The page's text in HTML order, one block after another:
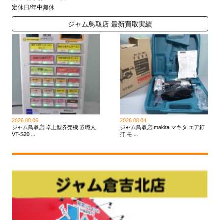
定休日/年中無休
ジャム鳥取店 最新買取実績
2026.08.06
ジャム鳥取店|卓上型券売機 券職人
VT-S20 ...
2026.08.04
ジャム鳥取店|makita マキタ エア釘
打 モ ...